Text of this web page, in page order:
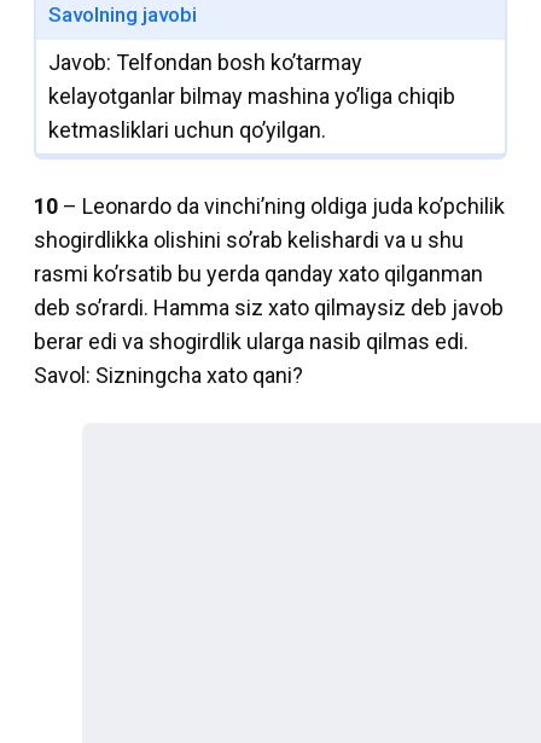
Savolning javobi
Javob: Telfondan bosh ko’tarmay
kelayotganlar bilmay mashina yo’liga chiqib
ketmasliklari uchun qo’yilgan.
10 – Leonardo da vinchi’ning oldiga juda ko’pchilik
shogirdlikka olishini so’rab kelishardi va u shu
rasmi ko’rsatib bu yerda qanday xato qilganman
deb so’rardi. Hamma siz xato qilmaysiz deb javob
berar edi va shogirdlik ularga nasib qilmas edi.
Savol: Sizningcha xato qani?